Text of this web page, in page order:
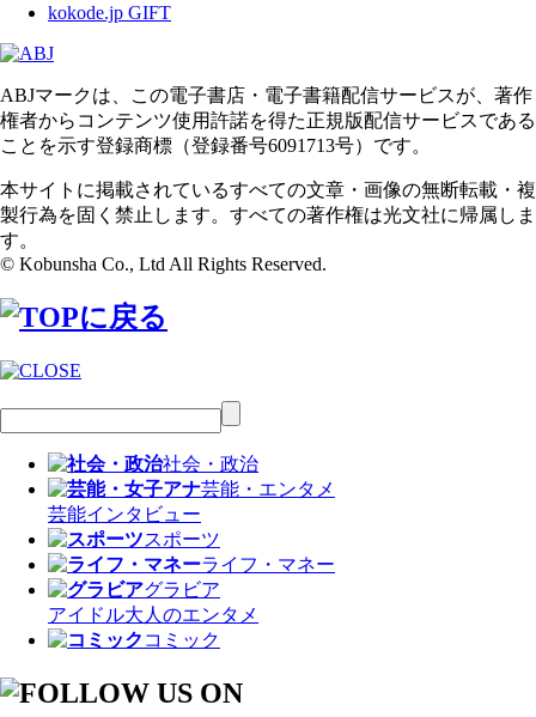
kokode.jp GIFT
ABJマークは、この電子書店・電子書籍配信サービスが、著作
権者からコンテンツ使用許諾を得た正規版配信サービスである
ことを示す登録商標（登録番号6091713号）です。
本サイトに掲載されているすべての文章・画像の無断転載・複
製行為を固く禁止します。すべての著作権は光文社に帰属しま
す。
© Kobunsha Co., Ltd All Rights Reserved.
社会・政治
芸能・エンタメ
芸能インタビュー
スポーツ
ライフ・マネー
グラビア
アイドル大人のエンタメ
コミック